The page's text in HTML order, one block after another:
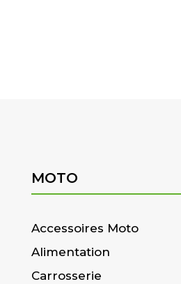
MOTO
Accessoires Moto
Alimentation
Carrosserie